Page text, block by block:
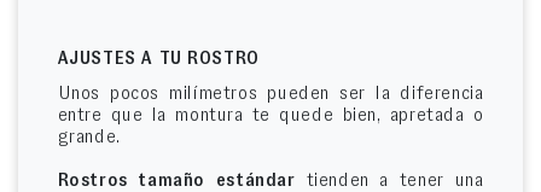
AJUSTES A TU ROSTRO
Unos pocos milímetros pueden ser la diferencia
entre que la montura te quede bien, apretada o
grande.
Rostros tamaño estándar tienden a tener una